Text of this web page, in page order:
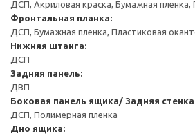
ДСП, Акриловая краска, Бумажная пленка,
Фронтальная планка:
ДСП, Бумажная пленка, Пластиковая
Нижняя штанга:
ДСП
Задняя панель:
ДВП
Боковая панель ящика/ Задняя
ДСП, Полимерная пленка
Дно ящика: